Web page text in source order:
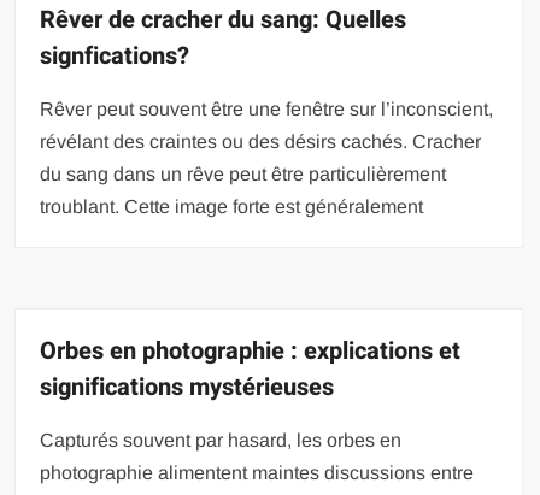
Rêver de cracher du sang: Quelles
signfications?
Rêver peut souvent être une fenêtre sur l’inconscient,
révélant des craintes ou des désirs cachés. Cracher
du sang dans un rêve peut être particulièrement
troublant. Cette image forte est généralement
Orbes en photographie : explications et
significations mystérieuses
Capturés souvent par hasard, les orbes en
photographie alimentent maintes discussions entre